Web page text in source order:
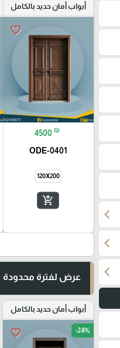
chevron_left
chevron_left
chevron_left
أبواب أمان حديد بالكامل
favorite_border
4500 ₪
ODE-0401
120X200
add_shopping_cart
عرض لفترة محدودة
أبواب أمان حديد بالكامل
favorite_border -24%